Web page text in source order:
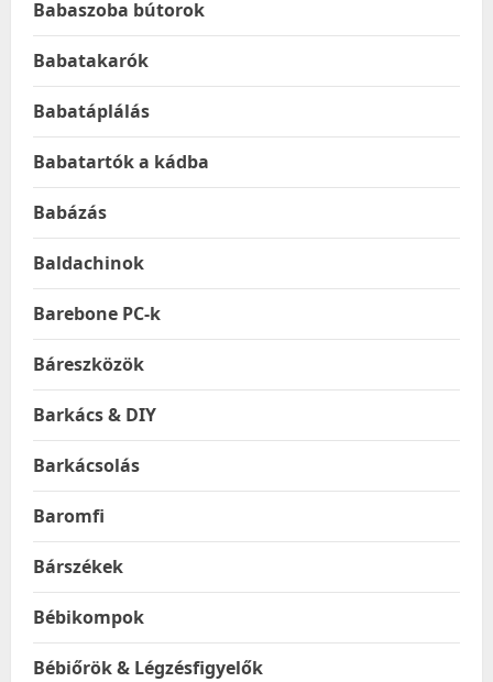
Babaszoba bútorok
Babatakarók
Babatáplálás
Babatartók a kádba
Babázás
Baldachinok
Barebone PC-k
Báreszközök
Barkács & DIY
Barkácsolás
Baromfi
Bárszékek
Bébikompok
Bébiőrök & Légzésfigyelők